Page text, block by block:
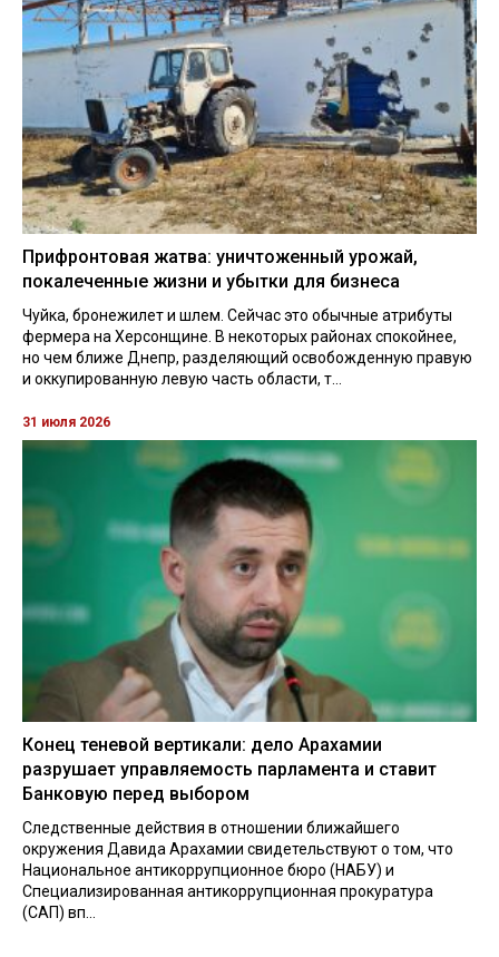
Прифронтовая жатва: уничтоженный урожай,
покалеченные жизни и убытки для бизнеса
Чуйка, бронежилет и шлем. Сейчас это обычные атрибуты
фермера на Херсонщине. В некоторых районах спокойнее,
но чем ближе Днепр, разделяющий освобожденную правую
и оккупированную левую часть области, т...
31 июля 2026
Конец теневой вертикали: дело Арахамии
разрушает управляемость парламента и ставит
Банковую перед выбором
Следственные действия в отношении ближайшего
окружения Давида Арахамии свидетельствуют о том, что
Национальное антикоррупционное бюро (НАБУ) и
Специализированная антикоррупционная прокуратура
(САП) вп...